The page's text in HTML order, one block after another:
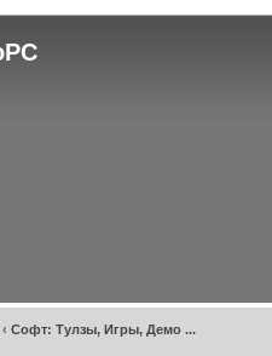
‹ Софт: Тулзы, Игры, Демо ...